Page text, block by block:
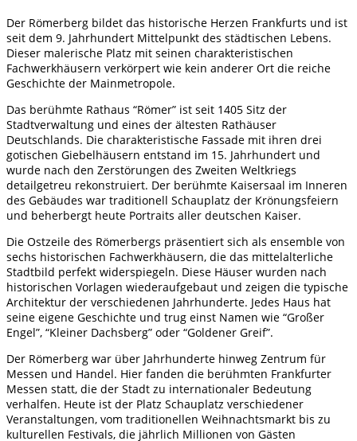
Der Römerberg bildet das historische Herzen Frankfurts und ist
seit dem 9. Jahrhundert Mittelpunkt des städtischen Lebens.
Dieser malerische Platz mit seinen charakteristischen
Fachwerkhäusern verkörpert wie kein anderer Ort die reiche
Geschichte der Mainmetropole.
Das berühmte Rathaus “Römer” ist seit 1405 Sitz der
Stadtverwaltung und eines der ältesten Rathäuser
Deutschlands. Die charakteristische Fassade mit ihren drei
gotischen Giebelhäusern entstand im 15. Jahrhundert und
wurde nach den Zerstörungen des Zweiten Weltkriegs
detailgetreu rekonstruiert. Der berühmte Kaisersaal im Inneren
des Gebäudes war traditionell Schauplatz der Krönungsfeiern
und beherbergt heute Portraits aller deutschen Kaiser.
Die Ostzeile des Römerbergs präsentiert sich als ensemble von
sechs historischen Fachwerkhäusern, die das mittelalterliche
Stadtbild perfekt widerspiegeln. Diese Häuser wurden nach
historischen Vorlagen wiederaufgebaut und zeigen die typische
Architektur der verschiedenen Jahrhunderte. Jedes Haus hat
seine eigene Geschichte und trug einst Namen wie “Großer
Engel”, “Kleiner Dachsberg” oder “Goldener Greif”.
Der Römerberg war über Jahrhunderte hinweg Zentrum für
Messen und Handel. Hier fanden die berühmten Frankfurter
Messen statt, die der Stadt zu internationaler Bedeutung
verhalfen. Heute ist der Platz Schauplatz verschiedener
Veranstaltungen, vom traditionellen Weihnachtsmarkt bis zu
kulturellen Festivals, die jährlich Millionen von Gästen